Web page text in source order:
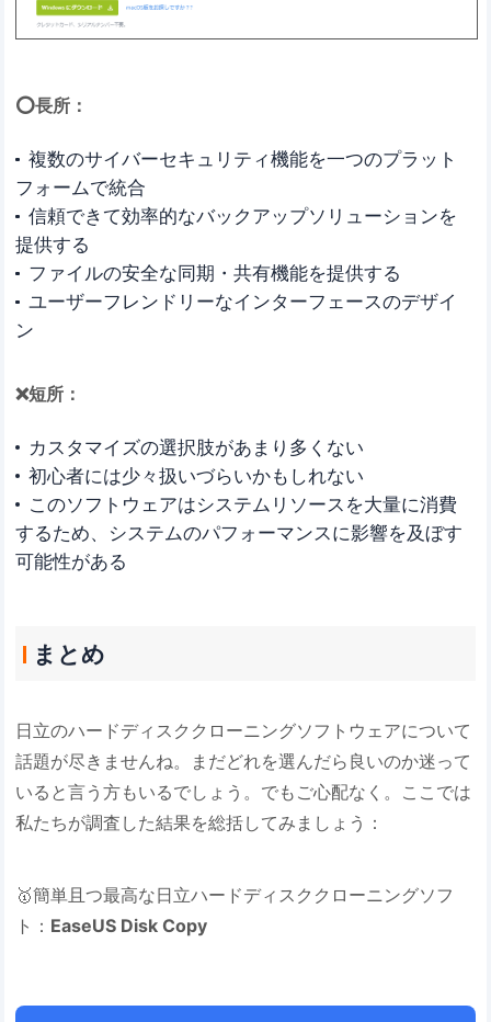
⭕長所：
複数のサイバーセキュリティ機能を一つのプラット
フォームで統合
信頼できて効率的なバックアップソリューションを
提供する
ファイルの安全な同期・共有機能を提供する
ユーザーフレンドリーなインターフェースのデザイ
ン
❌短所：
カスタマイズの選択肢があまり多くない
初心者には少々扱いづらいかもしれない
このソフトウェアはシステムリソースを大量に消費
するため、システムのパフォーマンスに影響を及ぼす
可能性がある
まとめ
日立のハードディスククローニングソフトウェアについて
話題が尽きませんね。まだどれを選んだら良いのか迷って
いると言う方もいるでしょう。でもご心配なく。ここでは
私たちが調査した結果を総括してみましょう：
🥇簡単且つ最高な日立ハードディスククローニングソフ
ト： EaseUS Disk Copy